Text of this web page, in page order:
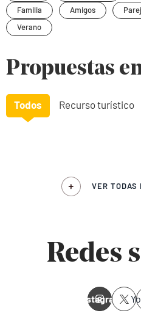
Familia Amigos
Verano
Propuestas
Todos Recurso turístico
VER TODAS
Redes
Instagram